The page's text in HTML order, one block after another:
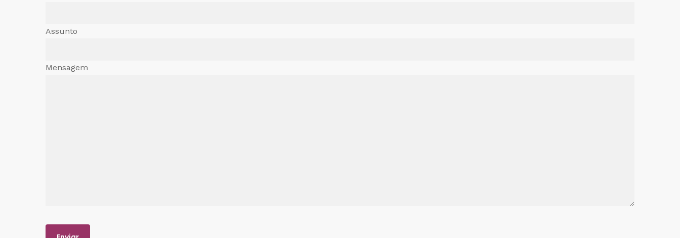
Assunto
Mensagem